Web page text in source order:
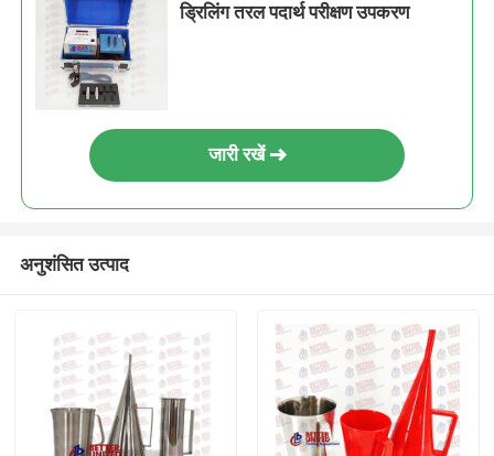
ड्रिलिंग तरल पदार्थ परीक्षण उपकरण
जारी रखें
अनुशंसित उत्पाद